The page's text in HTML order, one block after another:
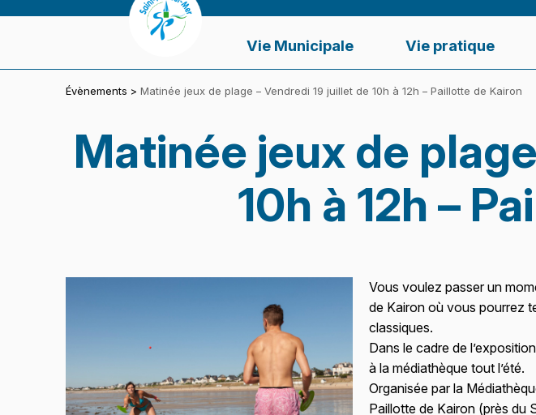
VILLE DE SAINT-PAIR-SUR-MER
Vie Municipale Vie pratique
Évènements > Matinée jeux de plage – Vendredi 19 juillet de 10h à 12h – Paillotte de Kairon
Matinée jeux de
10h à 12h –
Vous voulez passer un
de Kairon où vous pourrez
classiques.
Dans le cadre de
à la médiathèque tout l’été.
Organisée par la
Paillotte de Kairon (près du
Panneau de gestion des cookies